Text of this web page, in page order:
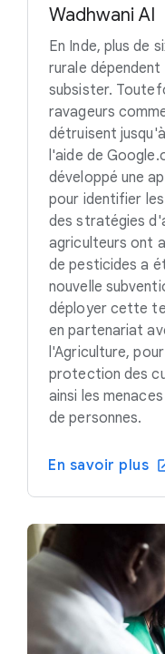
Wadhwani AI
En Inde, plus de
rurale
subsister.
ravageurs
détruisent
l'aide de
développé une
pour identifier
des stratégies
agriculteurs ont
de pesticides a
nouvelle
déployer cette
en partenariat
l'Agriculture,
protection des
ainsi les
de personnes.
En savoir plus